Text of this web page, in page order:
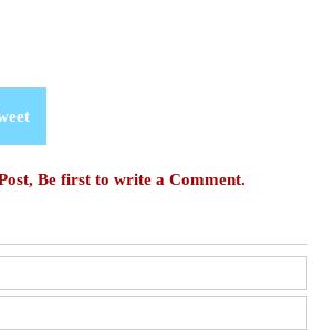
Be first to write a Comment.